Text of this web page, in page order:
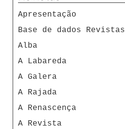
Apresentação
Base de dados Revistas
Alba
A Labareda
A Galera
A Rajada
A Renascença
A Revista